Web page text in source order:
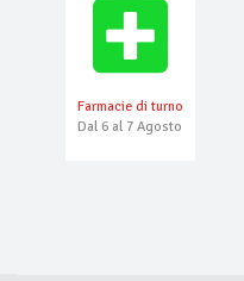
Farmacie di turno
Dal 6 al 7 Agosto